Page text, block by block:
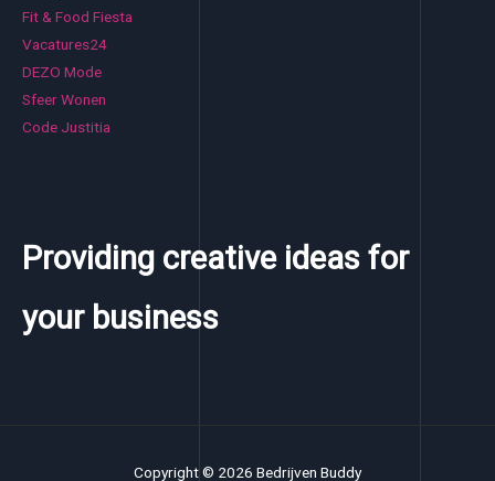
Fit & Food Fiesta
Vacatures24
DEZO Mode
Sfeer Wonen
Code Justitia
Providing creative ideas for
your business
Copyright © 2026 Bedrijven Buddy